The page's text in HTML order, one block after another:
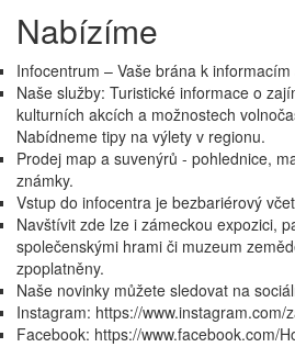
Nabízíme
Infocentrum – Vaše brána k informacím
Naše služby: Turistické informace o
kulturních akcích a možnostech
Nabídneme tipy na výlety v regionu.
Prodej map a suvenýrů - pohlednice,
známky.
Vstup do infocentra je bezbariérový
Navštívit zde lze i zámeckou expozici,
společenskými hrami či muzeum
zpoplatněny.
Naše novinky můžete sledovat na
Instagram: https://www.instagram.com/
Facebook: https://www.facebook.com/